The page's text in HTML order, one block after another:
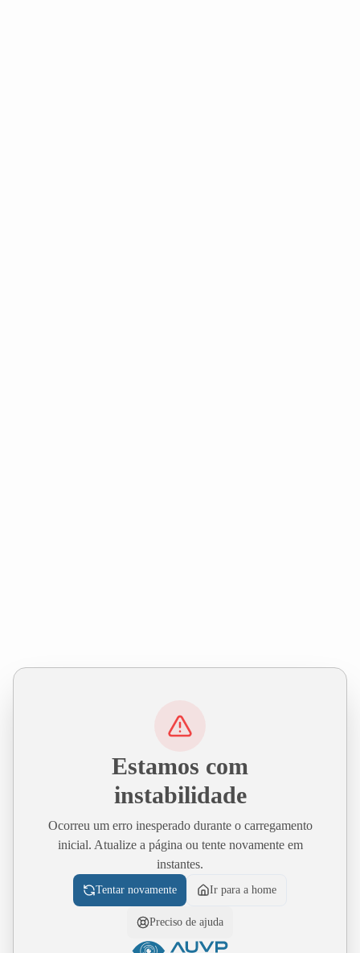
Estamos com
instabilidade
Ocorreu um erro inesperado durante o carregamento
inicial. Atualize a página ou tente novamente em
instantes.
Tentar novamente Ir para a home
Preciso de ajuda